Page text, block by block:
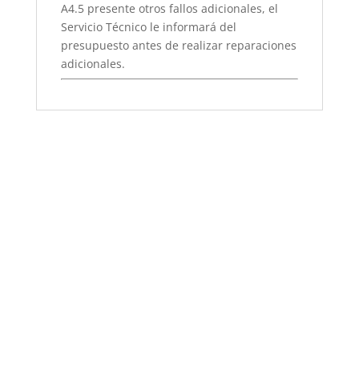
A4.5 presente otros fallos adicionales, el
Servicio Técnico le informará del
presupuesto antes de realizar reparaciones
adicionales.